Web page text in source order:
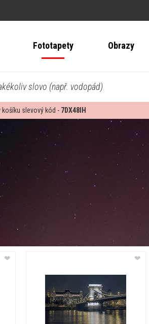
Fototapety Obrazy
slovo (např. vodopád)
slevový kód - 7DX48IH
❤ ❤